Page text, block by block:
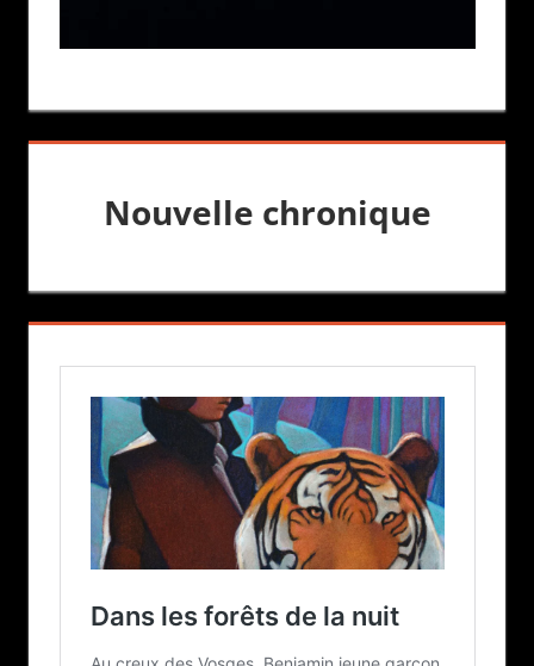
Nouvelle chronique